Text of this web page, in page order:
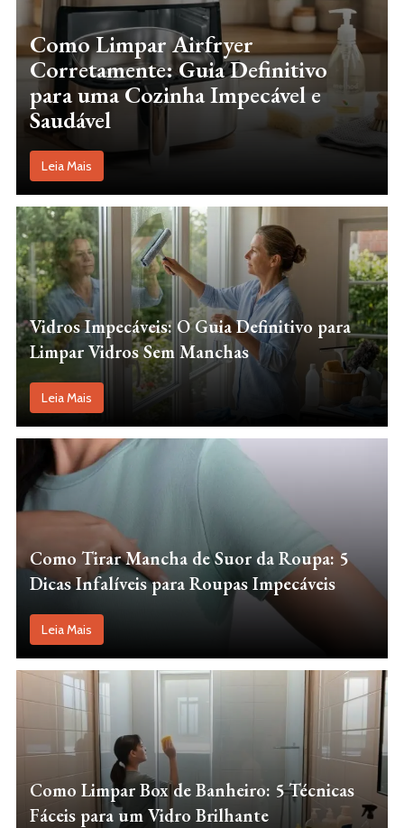
Como Limpar Airfryer
Corretamente: Guia Definitivo
para uma Cozinha Impecável e
Saudável
Leia Mais
Vidros Impecáveis: O Guia Definitivo para
Limpar Vidros Sem Manchas
Leia Mais
Como Tirar Mancha de Suor da Roupa: 5
Dicas Infalíveis para Roupas Impecáveis
Leia Mais
Como Limpar Box de Banheiro: 5 Técnicas
Fáceis para um Vidro Brilhante